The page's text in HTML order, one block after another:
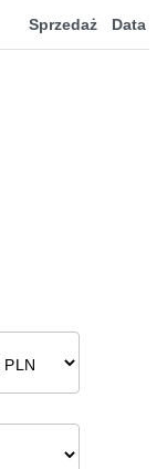
Sprzedaż Data